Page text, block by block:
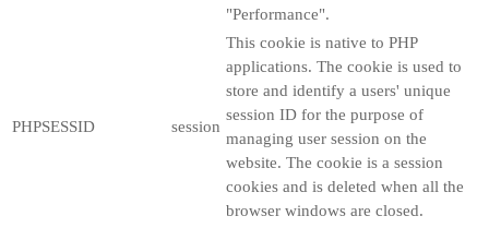
"Performance".
PHPSESSID session
This cookie is native to PHP
applications. The cookie is used to
store and identify a users' unique
session ID for the purpose of
managing user session on the
website. The cookie is a session
cookies and is deleted when all the
browser windows are closed.